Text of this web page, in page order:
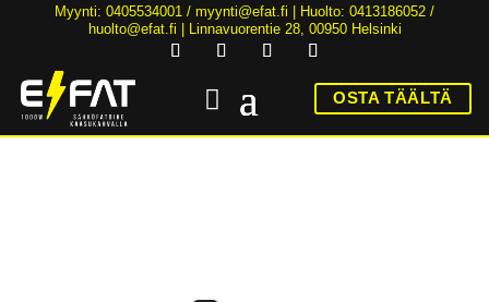
Myynti: 0405534001 / myynti@efat.fi | Huolto: 0413186052 /
huolto@efat.fi | Linnavuorentie 28, 00950 Helsinki
OSTA TÄÄLTÄ
HINTA NYT ALK. 2899€! | 36KK KOROTONTA MAKSUAIKAA | ALK. 89€/KK